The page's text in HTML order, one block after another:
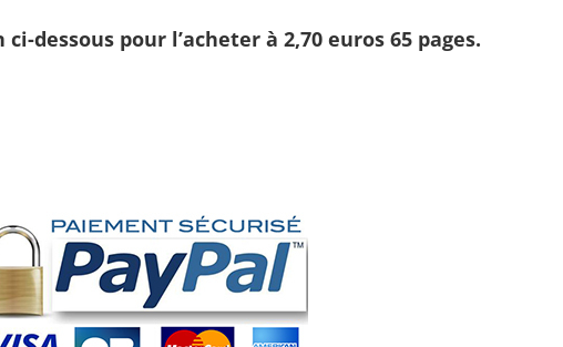
dessous pour l’acheter à 2,70 euros 65 pages.